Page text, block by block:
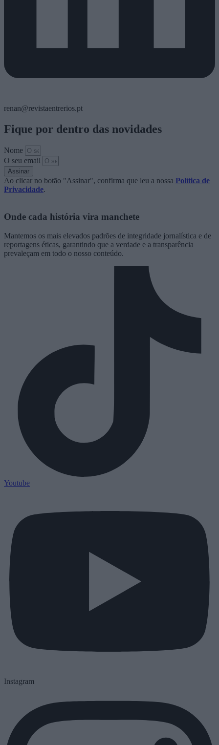
renan@revistaentrerios.pt
Fique por dentro das novidades
Nome
O seu email
Assinar
Ao clicar no botão "Assinar", confirma que leu a nossa Política de
Privacidade.
Onde cada história vira manchete
Mantemos os mais elevados padrões de integridade jornalística e de
reportagens éticas, garantindo que a verdade e a transparência
prevaleçam em todo o nosso conteúdo.
Youtube
Instagram